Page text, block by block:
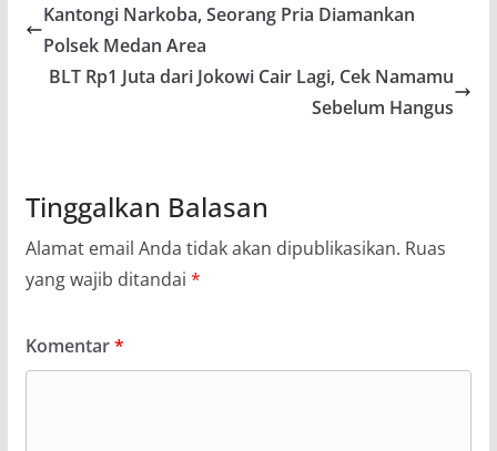
Kantongi Narkoba, Seorang Pria Diamankan
Polsek Medan Area
BLT Rp1 Juta dari Jokowi Cair Lagi, Cek Namamu
Sebelum Hangus
Tinggalkan Balasan
Alamat email Anda tidak akan dipublikasikan. Ruas
yang wajib ditandai *
Komentar*